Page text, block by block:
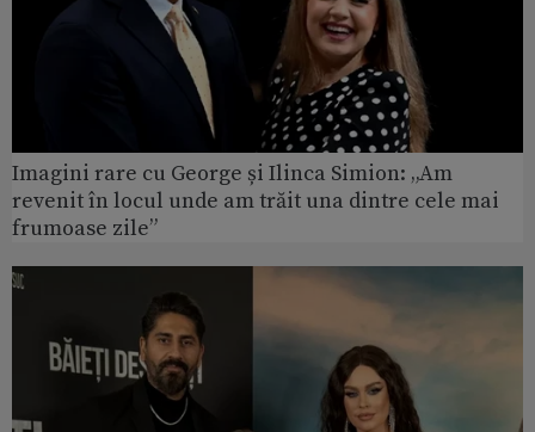
Imagini rare cu George și Ilinca Simion: „Am
revenit în locul unde am trăit una dintre cele mai
frumoase zile”